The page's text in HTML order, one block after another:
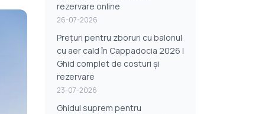
rezervare online
26-07-2026
Prețuri pentru zboruri cu balonul
cu aer cald în Cappadocia 2026 |
Ghid complet de costuri și
rezervare
23-07-2026
Ghidul suprem pentru